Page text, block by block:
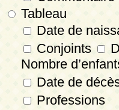
Tableau
Date de
Conjoints
Nombre
Date de
Professions